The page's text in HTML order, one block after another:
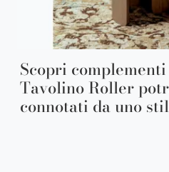
Scopri
Tavolino Roller
connotati da uno